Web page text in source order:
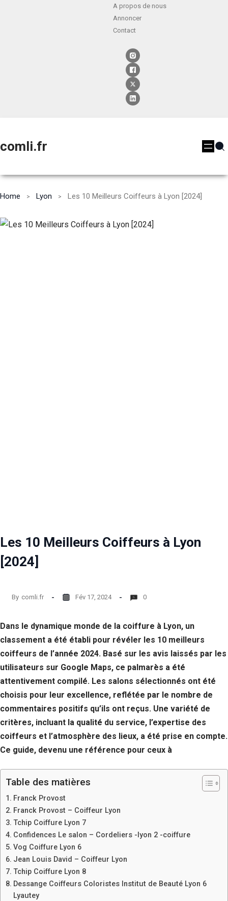
A propos de nous
Annoncer
Contact
comli.fr
Home Lyon Les 10 Meilleurs Coiffeurs à Lyon [2024]
Les 10 Meilleurs Coiffeurs à Lyon
[2024]
By comli.fr Fév 17, 2024 0
Dans le dynamique monde de la coiffure à Lyon, un
classement a été établi pour révéler les 10 meilleurs
coiffeurs de l’année 2024. Basé sur les avis laissés par les
utilisateurs sur Google Maps, ce palmarès a été
attentivement compilé. Les salons sélectionnés ont été
choisis pour leur excellence, reflétée par le nombre de
commentaires positifs qu’ils ont reçus. Une variété de
critères, incluant la qualité du service, l’expertise des
coiffeurs et l’atmosphère des lieux, a été prise en compte.
Ce guide, devenu une référence pour ceux à
Table des matières
Franck Provost
Franck Provost – Coiffeur Lyon
Tchip Coiffure Lyon 7
Confidences Le salon – Cordeliers -lyon 2 -coiffure
Vog Coiffure Lyon 6
Jean Louis David – Coiffeur Lyon
Tchip Coiffure Lyon 8
Dessange Coiffeurs Coloristes Institut de Beauté Lyon 6
Lyautey